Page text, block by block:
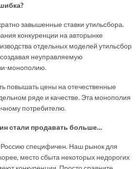
завышенные ставки утильсбора.
конкуренции на авторынке
отдельных моделей утильсбор
неуправляемую
монополию.
повышать цены на отечественные
ряде и качестве. Эта монополия
потребителю.
стали продавать больше…
Россию специфичен. Наш рынок для
место сбыта некоторых недорогих